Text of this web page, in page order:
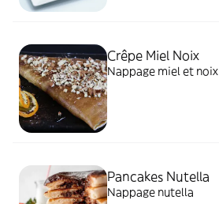
Crêpe Miel Noix
Nappage miel et noix
Pancakes Nutella
Nappage nutella